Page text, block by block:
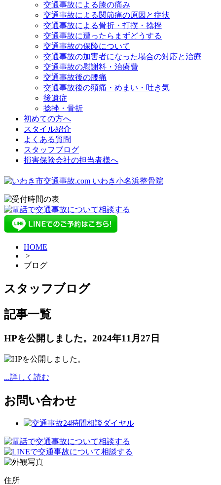
交通事故による膝の痛み
交通事故による関節痛の原因と症状
交通事故による骨折・打撲・捻挫
交通事故に遭ったらまずどうする
交通事故の保険について
交通事故の加害者になった場合の対応と治療
交通事故の慰謝料・治療費
交通事故後の腰痛
交通事故後の頭痛・めまい・吐き気
後遺症
捻挫・骨折
初めての方へ
スタイル紹介
よくある質問
スタッフブログ
損害保険会社の担当者様へ
HOME
>
ブログ
スタッフブログ
記事一覧
HPを公開しました。 2024年11月27日
...詳しく読む
お問い合わせ
住所